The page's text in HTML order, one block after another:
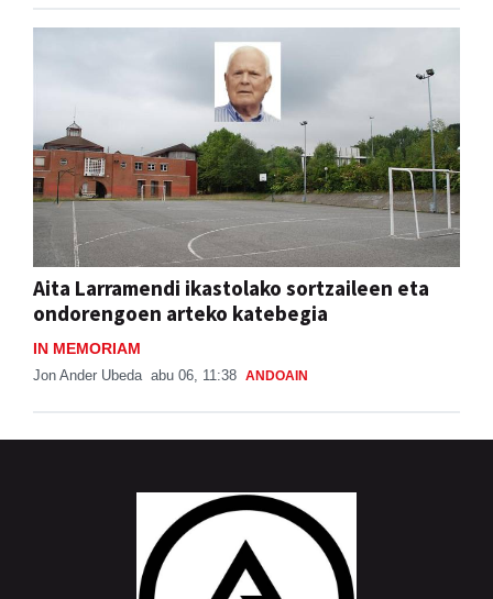
Aita Larramendi ikastolako sortzaileen eta
ondorengoen arteko katebegia
IN MEMORIAM
Jon Ander Ubeda abu 06, 11:38 ANDOAIN